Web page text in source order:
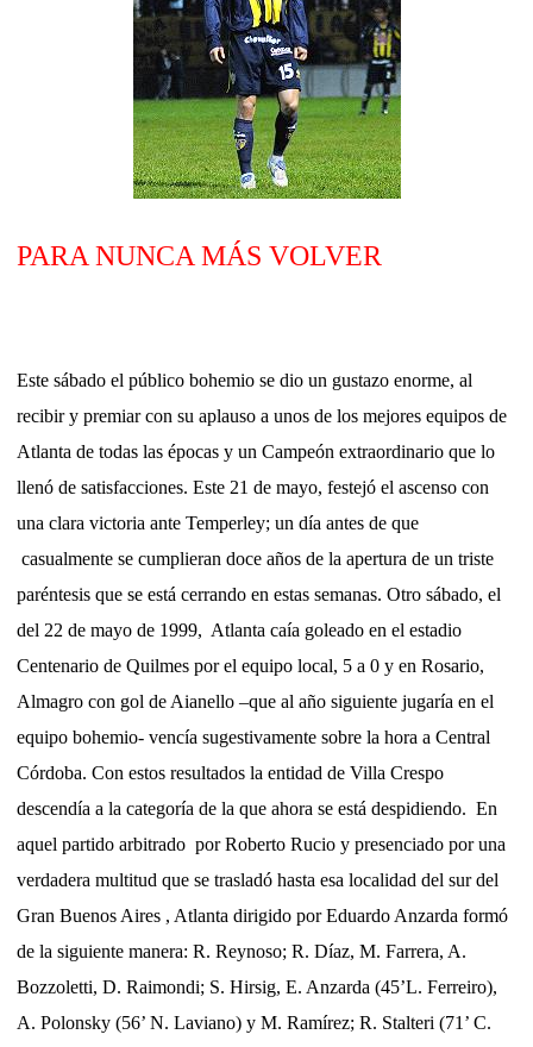
PARA NUNCA MÁS VOLVER
Este sábado el público bohemio se dio un gustazo enorme, al
recibir y premiar con su aplauso a unos de los mejores equipos de
Atlanta de todas las épocas y un Campeón extraordinario que lo
llenó de satisfacciones. Este 21 de mayo, festejó el ascenso con
una clara victoria ante Temperley; un día antes de que
casualmente se cumplieran doce años de la apertura de un triste
paréntesis que se está cerrando en estas semanas. Otro sábado, el
del 22 de mayo de 1999, Atlanta caía goleado en el estadio
Centenario de Quilmes por el equipo local, 5 a 0 y en Rosario,
Almagro con gol de Aianello –que al año siguiente jugaría en el
equipo bohemio- vencía sugestivamente sobre la hora a Central
Córdoba. Con estos resultados la entidad de Villa Crespo
descendía a la categoría de la que ahora se está despidiendo. En
aquel partido arbitrado por Roberto Rucio y presenciado por una
verdadera multitud que se trasladó hasta esa localidad del sur del
Gran Buenos Aires , Atlanta dirigido por Eduardo Anzarda formó
de la siguiente manera: R. Reynoso; R. Díaz, M. Farrera, A.
Bozzoletti, D. Raimondi; S. Hirsig, E. Anzarda (45’L. Ferreiro),
A. Polonsky (56’ N. Laviano) y M. Ramírez; R. Stalteri (71’ C.